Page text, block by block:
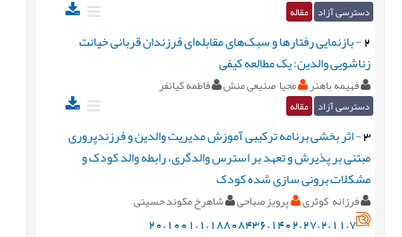
دسترسی آزاد مقاله
2
-بازنمایی رفتارها و سبک‌های مقابله‌ای فرزندان قربانی خیانت
زناشویی والدین: یک مطالعه کیفی
فهیمه باهنر محیا صنیعی منش فاطمه کیانفر
دسترسی آزاد مقاله
3
-اثر بخشی برنامه ترکیبی آموزش مدیریت والدین و فرزندپروری
مبتنی بر پذیرش و تعهد بر استرس والدگری، رابطه والد–کودک و
مشکلات برونی سازی شده کودک
فرزانه کوثری پرویز صباحی شاهرخ مکوند حسینی
20.1001.1.18808436.1402.27.2.11.7